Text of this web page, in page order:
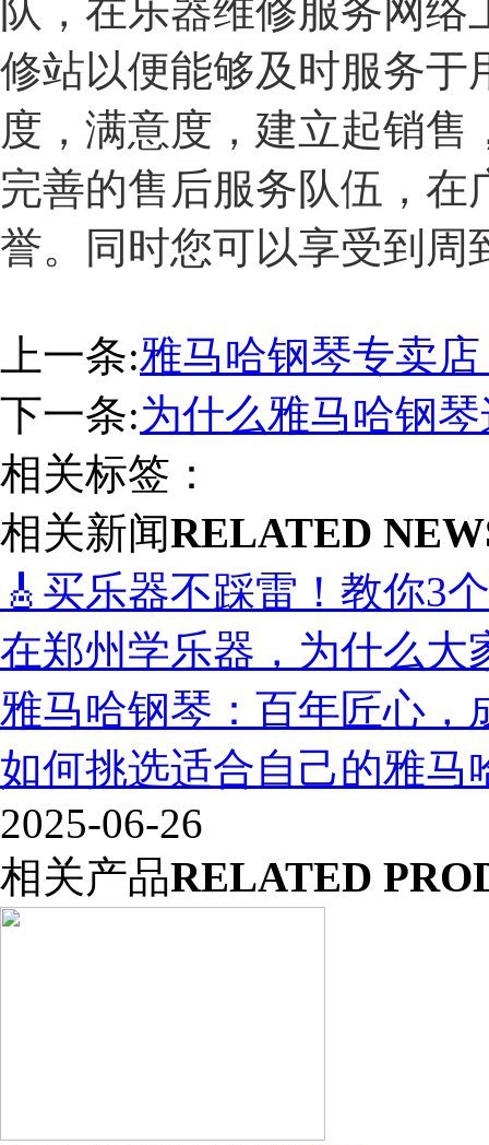
队，在乐器维修服务网
修站以便能够及时服务于
度，满意度，建立起销
完善的售后服务队伍，
誉。同时您可以享受到周
上一条:雅马哈钢琴专卖
下一条:为什么雅马哈钢
相关标签：
相关新闻RELATED
🎸买乐器不踩雷！教你3
在郑州学乐器，为什么大
雅马哈钢琴：百年匠心，
如何挑选适合自己的雅马
2025-06-26
相关产品RELATED